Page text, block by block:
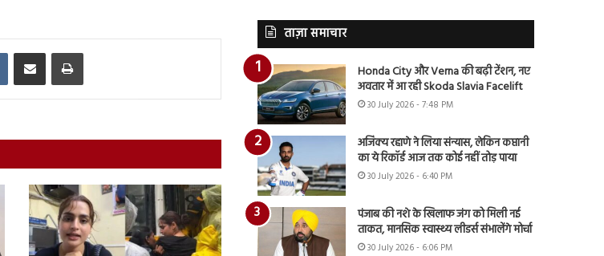
VKontakteShare via Email Print
ताज़ा समाचार
Honda City और Verna की बढ़ी टेंशन, नए
अवतार में आ रही Skoda Slavia Facelift
30 July 2026 - 7:48 PM
अजिंक्य रहाणे ने लिया संन्यास, लेकिन कप्तानी
का ये रिकॉर्ड आज तक कोई नहीं तोड़ पाया
30 July 2026 - 6:40 PM
पंजाब की नशे के खिलाफ जंग को मिली नई
ताकत, मानसिक स्वास्थ्य लीडर्स संभालेंगे मोर्चा
30 July 2026 - 6:06 PM